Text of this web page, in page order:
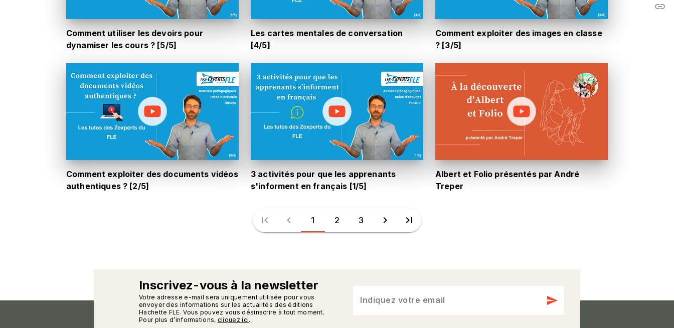
Comment utiliser les devoirs pour
dynamiser les cours ? [5/5]
Les cartes mentales de conversation
[4/5]
Comment exploiter des images en classe
? [3/5]
Comment exploiter des documents vidéos
authentiques ? [2/5]
3 activités pour que les apprenants
s'informent en français [1/5]
Albert et Folio présentés par André
Treper
first_page chevron_left 1 2 3 chevron_right last_page
link
calmann_enveloppe
Inscrivez-vous à la newsletter
Votre adresse e-mail sera uniquement utilisée pour vous
envoyer des informations sur les actualités des éditions
Hachette FLE. Vous pouvez vous désinscrire à tout moment.
Pour plus d’informations, cliquez ici.
Indiquez votre email send